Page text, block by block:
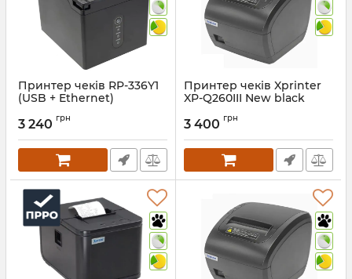
Принтер чеків RP-336Y1
(USB + Ethernet)
3 240 грн
Принтер чеків Xprinter
XP-Q260III New black
Артикул: 1135
3 400 грн